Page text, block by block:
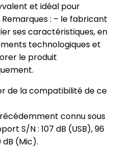
et idéal pour
: – le fabricant
ses caractéristiques, en
technologiques et
le produit
de la compatibilité de ce
connu sous
S/N : 107 dB (USB), 96
dB (Mic).